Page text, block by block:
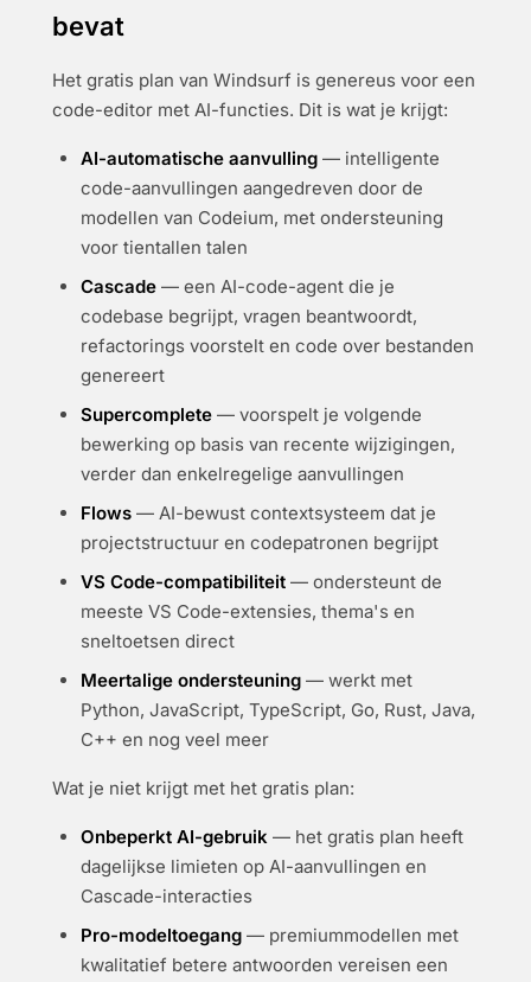
bevat
Het gratis plan van Windsurf is genereus voor een
code-editor met AI-functies. Dit is wat je krijgt:
AI-automatische aanvulling — intelligente
code-aanvullingen aangedreven door de
modellen van Codeium, met ondersteuning
voor tientallen talen
Cascade — een AI-code-agent die je
codebase begrijpt, vragen beantwoordt,
refactorings voorstelt en code over bestanden
genereert
Supercomplete — voorspelt je volgende
bewerking op basis van recente wijzigingen,
verder dan enkelregelige aanvullingen
Flows — AI-bewust contextsysteem dat je
projectstructuur en codepatronen begrijpt
VS Code-compatibiliteit — ondersteunt de
meeste VS Code-extensies, thema's en
sneltoetsen direct
Meertalige ondersteuning — werkt met
Python, JavaScript, TypeScript, Go, Rust, Java,
C++ en nog veel meer
Wat je niet krijgt met het gratis plan:
Onbeperkt AI-gebruik — het gratis plan heeft
dagelijkse limieten op AI-aanvullingen en
Cascade-interacties
Pro-modeltoegang — premiummodellen met
kwalitatief betere antwoorden vereisen een